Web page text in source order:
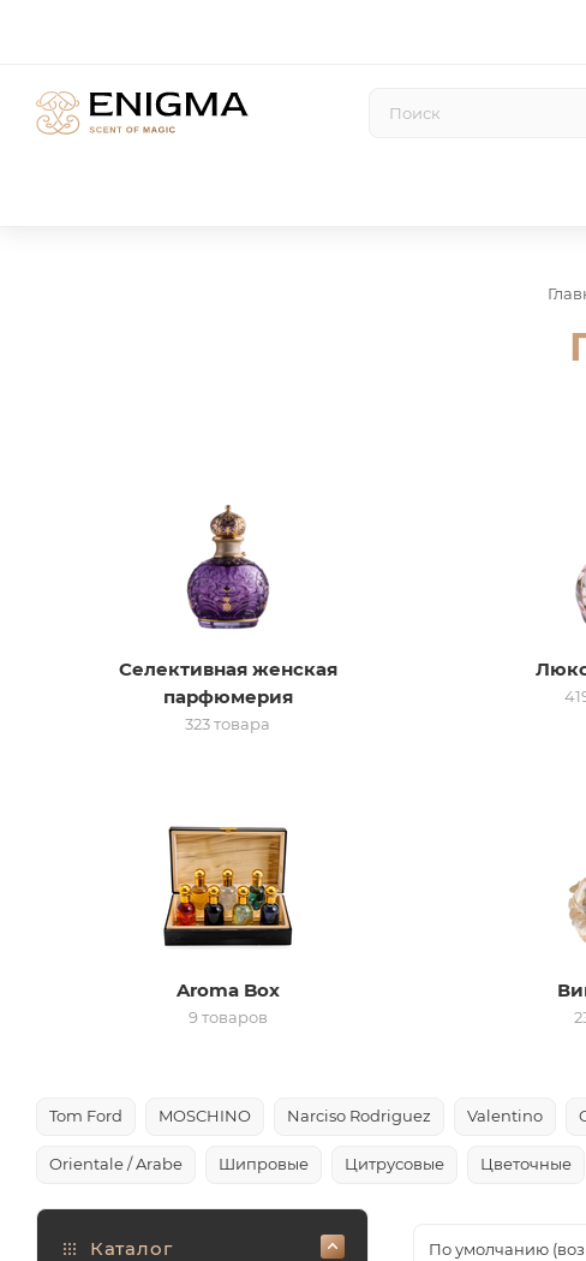
Селективная женская
парфюмерия
323 товара
Aroma Box
9 товаров
Tom Ford MOSCHINO Narciso Rodriguez Valentino
Orientale / Arabe Шипровые Цитрусовые Цветочные
По умолчанию
Каталог